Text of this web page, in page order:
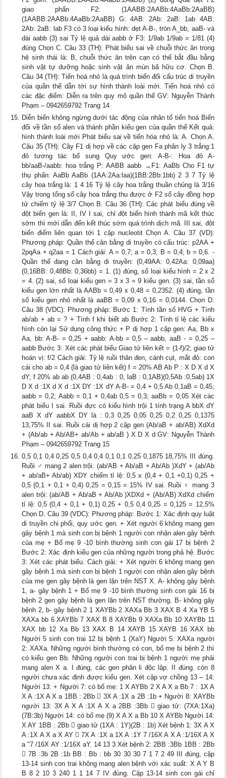
giao phấn F2: (1AABB:2AABb:4AaBb:2AaBB)
(1AABB:2AABb:4AaBb:2AaBB) G: 4AB: 2Ab: 2aB: 1ab 4AB:
2Ab: 2aB: lab F3 có 3 loại kiểu hình: dẹt A-B-, tròn A_bb, aaB- và
dài aabb (3) sai Tỷ lệ quả dài aabb ở F3: 1/9ab 1/9ab = 1/81 (4)
đúng Chọn C. Câu 33 (TH): Phát biểu sai về chuỗi thức ăn trong
hệ sinh thái là: B, chuỗi thức ăn trên cạn có thể bắt đầu bằng
sinh vật tự dưỡng hoặc sinh vật ăn mùn bã hữu cơ. Chọn B.
Câu 34 (TH): Tiến hoá nhỏ là quá trình biến đổi cấu trúc di truyền
của quần thể dẫn tới sự hình thành loài mới. Tiến hoá nhỏ có
các đặc điểm: Diễn ra trên quy mô quần thể GV: Nguyễn Thành
Phạm – 0942659792 Trang 14
Diễn biến không ngừng dưới tác động của nhân tố tiến hoá Biến
đổi về tần số alen và thành phần kiểu gen của quần thể Kết quả:
hình thành loài mới Phát biểu sai về tiến hóa nhỏ là: A. Chọn A.
Câu 35 (TH): Cây F1 dị hợp về các cặp gen Fa phân ly 3 trắng:1
đỏ tương tác bổ sung Quy ước gen: A-B-: Hoa đỏ A-
bb/aaB-/aabb: hoa trắng P: AABB aabb →F1: AaBb Cho F1 tự
thụ phấn: AaBb AaBb (1AA:2Aa:laa)(1BB:2Bb:1bb) 2 3 7 Tỷ lệ
cây hoa trắng là: 1 4 16 Tỷ lệ cây hoa trắng thuần chủng là 3/16
Vậy trong tổng số cây hoa trắng thu được ở F2 số cây đồng hợp
tử chiếm tỷ lệ 3/7 Chọn B. Câu 36 (TH): Các phát biểu đúng về
đột biến gen là: II, IV I sai, chỉ đột biến hình thành mã kết thúc
sớm thì mới dẫn đến kết thúc sớm quá trình dịch mã. III sai, đột
biến điểm liên quan tới 1 cặp nucleotit Chọn A. Câu 37 (VD):
Phương pháp: Quần thể cân bằng di truyền có cấu trúc: p2AA +
2pqAa + q2aa = 1 Cách giải: A = 0,7; a = 0,3; B = 0,4; b = 0,6. -
Quần thể đang cân bằng di truyền: (0,49AA: 0,42Aa: 0,09aa)
(0,16BB: 0,48Bb: 0,36bb) = 1. (1) đúng, số loại kiểu hình = 2 x 2
= 4. (2) sai, số loại kiểu gen = 3 x 3 = 9 kiểu gen. (3) sai, tần số
kiểu gen lớn nhất là AABb = 0,49 x 0,48 = 0,2352. (4) đúng, tần
số kiểu gen nhỏ nhất là aaBB = 0,09 x 0,16 = 0,0144. Chọn D.
Câu 38 (VDC): Phương pháp: Bước 1: Tính tần số HVG + Tính
ab/ab + ab = ? + Tính f khi biết ab Bước 2: Tính tỉ lệ các kiểu
hình còn lại Sử dụng công thức + P dị hợp 1 cặp gen: Aa, Bb x
Aa, bb: A-B- = 0,25 + aabb: A-bb = 0,5 – aabb, aaB - = 0,25 –
aabb Bước 3: Xét các phát biểu Giao tử liên kết = (1-f)/2; giao tử
hoán vị: f/2 Cách giải: Tỷ lệ ruồi thân đen, cánh cụt, mắt đỏ: con
cái cho ab = 0,4 (là giao tử liên kết) f = 20% AB Ab P : X D X d X
dY; f 20% ab ab (0,4AB : 0,4ab : 0, laB : 0,1AB)(0,5Ab :0,5ab) 1X
D X d :1X d X d :1X DY :1X dY A-B- = 0,4 + 0,5 Ab 0,1aB = 0,45;
aabb = 0,2; Aabb = 0,1 + 0,4ab 0,5 = 0,3; aaBb = 0,05 Xét các
phát biểu I sai. Ruồi đực có kiểu hình trội 1 tính trạng A bbX dY
aaB X dY aabbX DY là : 0,3 0,25 0,05 0,25 0,2 0,25 0,1375
13,75% II sai. Ruồi cái dị hợp 2 cặp gen (Ab/aB + ab/AB) XdXd
+ (Ab/ab + Ab/AB+ ab/Ab + ab/aB ) X D X d GV: Nguyễn Thành
Phạm – 0942659792 Trang 15
0,5 0,1 0,4 0,25 0,5 0,4 0,4 0,1 0,1 0,25 0,1875 18,75% III đúng.
Ruồi ♂ mang 2 alen trội: (ab/AB + Ab/aB + Ab/Ab )XdY + (ab/Ab
+ ab/aB+ Ab/ab) XDY chiếm tỉ lệ: 0,5 x (0,4 + 0,1 +0,1) 0,25 +
0,5 (0,1 + 0,1 + 0,4) 0,25 = 0,15 = 15% IV sai. Ruồi ♀ mang 3
alen trội: (ab/AB + Ab/aB + Ab/Ab )XDXd + (Ab/AB) XdXd chiếm
tỉ lệ: 0,5 (0,4 + 0,1 + 0,1) 0,25 + 0,5 0,4 0,25 = 0,125 = 12,5%
Chọn D. Câu 39 (VDC): Phương pháp: Bước 1: Xác định quy luật
di truyền chi phối, quy ước gen. + Xét người 6 không mang gen
gây bệnh 1 mà sinh con bị bệnh 1 người con nhận alen gây bệnh
của mẹ + Bố mẹ 9 -10 bình thường sinh con gái 17 bị bệnh 2
Bước 2: Xác định kiểu gen của những người trong phả hệ. Bước
3: Xét các phát biểu. Cách giải: + Xét người 6 không mang gen
gây bệnh 1 mà sinh con bị bệnh 1 người con nhận alen gây bệnh
của mẹ gen gây bệnh là gen lặn trên NST X. A- không gây bệnh
1, a- gây bệnh 1 + Bố mẹ 9 -10 bình thường sinh con gái 16 bị
bệnh 2 gen gây bệnh là gen lặn trên NST thường. B- không gây
bệnh 2, b- gây bệnh 2 1 XAYBb 2 XAXa Bb 3 XAX B 4 Xa YB 5
XAXa bb 6 XAYBb 7 XAX B 8 XAYBb 9 XAXa Bb 10 XAYBb 11
XAX bb 12 Xa Bb 13 XAX B 14 XAYB 15 XAYB 16 XAX bb
Người 5 sinh con trai 12 bị bệnh 1 (XaY) Người 5: XAXa người
2: XAXa. Những người bình thường có con, bố mẹ bị bệnh 2 thì
có kiểu gen Bb. Những người con trai bị bệnh 1 người mẹ phải
mang alen X a. I đúng, các gen phân li độc lập. II đúng. còn 8
người chưa xác định được kiểu gen. Xét cặp vợ chồng 13 – 14:
Người 13: + Người 7: có bố mẹ: 1 X AYBb 2 X A X a Bb 7 : 1X A
X A :1X A X a 1BB : 2Bb  3X A :1X a 2B :1b + Người 8: XAYBb
người 13: 3X A X A :1X A X a 2BB :3Bb  giao tử: (7XA:1Xa)
(7B:3b) Người 14: có bố mẹ (9) X A X a Bb 10 X AYBb Người 14:
X AY 1BB : 2Bb  giao tử (1XA : 1Y)(2B : 1b) Xét bệnh 1: 3X A X
A :1X A X a X AY  7X A :1X a 1X A :1Y 7 /16X A X A :1/16X A X
a "7 /16X AY :1/16X aY. 14 13 3 Xét bệnh 2: 2BB :3Bb 1BB : 2Bb
 7B :3b 2B :1b BB : Bb : bb 30 30 30 7 1 7 2 49 III đúng, cặp
13-14 sinh con trai không mang alen bệnh với xác suất: X A Y B
B 8 2 10 3 240 1 1 14 7 IV đúng. Cặp 13-14 sinh con gái chỉ